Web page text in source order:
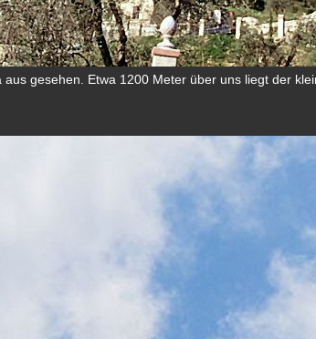
aus gesehen. Etwa 1200 Meter über uns liegt der